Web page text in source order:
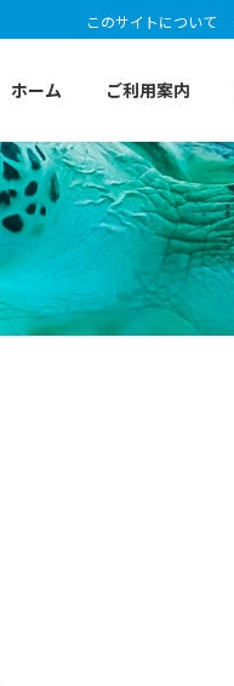
このサイトについて
ホーム ご利用案内